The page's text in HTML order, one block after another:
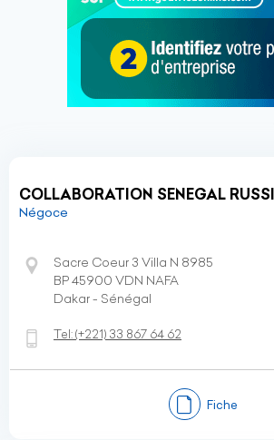
COLLABORATION SENEGAL
Négoce
Sacre Coeur 3 Villa N 8985
BP 45900 VDN NAFA
Dakar - Sénégal
Tel:(+221) 33 867 64 62
Fiche